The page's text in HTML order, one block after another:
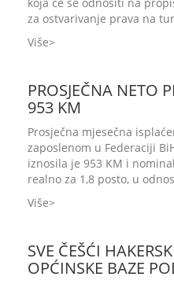
za ostvarivanje prava na
Više
PROSJEČNA NETO
953 KM
Prosječna mjesečna
zaposlenom u Federaciji
iznosila je 953 KM i
realno za 1,8 posto, u
Više
SVE ČEŠĆI
OPĆINSKE BAZE